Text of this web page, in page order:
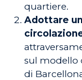
quartiere.
Adottare
sul modello
di